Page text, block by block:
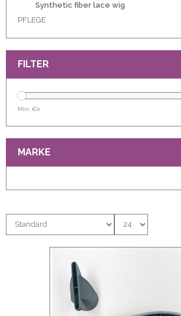
Synthetic fiber lace wig
PFLEGE
FILTER
Min: €0
MARKE